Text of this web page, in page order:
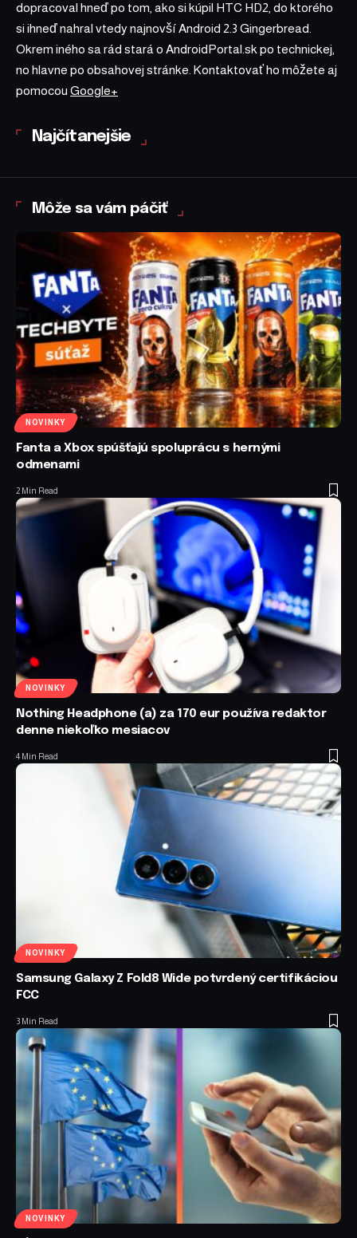
dopracoval hneď po tom, ako si kúpil HTC HD2, do ktorého
si ihneď nahral vtedy najnovší Android 2.3 Gingerbread.
Okrem iného sa rád stará o AndroidPortal.sk po technickej,
no hlavne po obsahovej stránke. Kontaktovať ho môžete aj
pomocou Google+
Najčítanejšie
Môže sa vám páčiť
NOVINKY
Fanta a Xbox spúšťajú spoluprácu s hernými
odmenami
2 Min Read
NOVINKY
Nothing Headphone (a) za 170 eur používa redaktor
denne niekoľko mesiacov
4 Min Read
NOVINKY
Samsung Galaxy Z Fold8 Wide potvrdený certifikáciou
FCC
3 Min Read
NOVINKY